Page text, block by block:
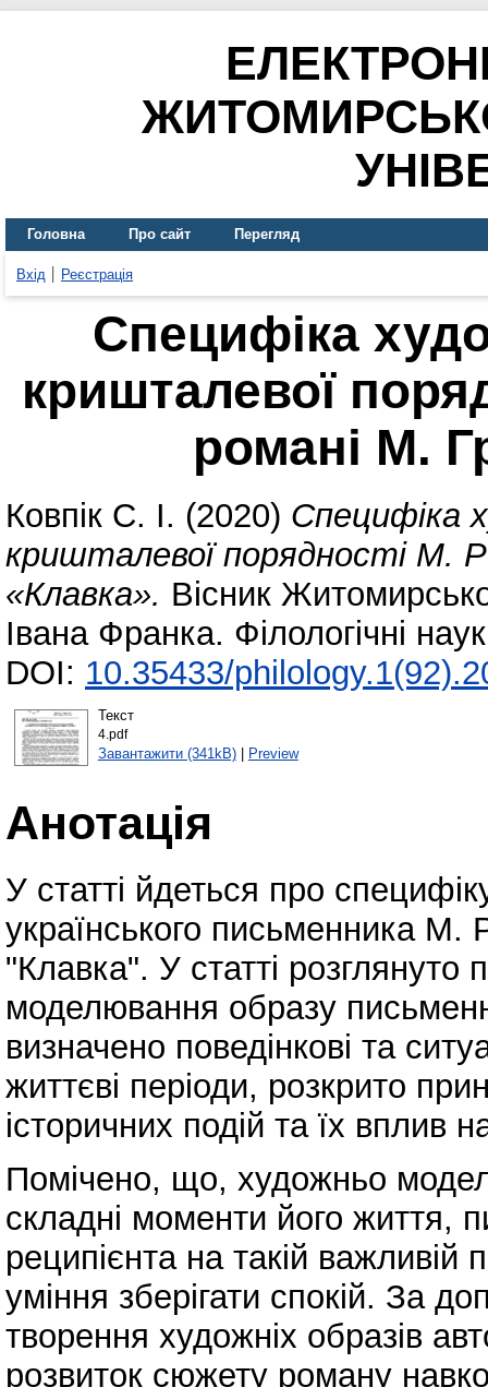
Головна Про сайт Перегляд
Вхід Реєстрація
Специфіка
кришталевої
романі М.
Ковпік С. І. (2020) Специфіка
кришталевої порядності М.
«Клавка». Вісник
Івана Франка. Філологічні
DOI: 10.35433/
Текст
4.pdf
Завантажити (341kB)| Preview
Анотація
У статті йдеться про
українського письменника М.
"Клавка". У статті
моделювання образу
визначено поведінкові та
життєві періоди, розкрито
історичних подій та їх вплив
Помічено, що, художньо
складні моменти його життя,
реципієнта на такій важливій
уміння зберігати спокій. За
творення художніх образів
розвиток сюжету роману